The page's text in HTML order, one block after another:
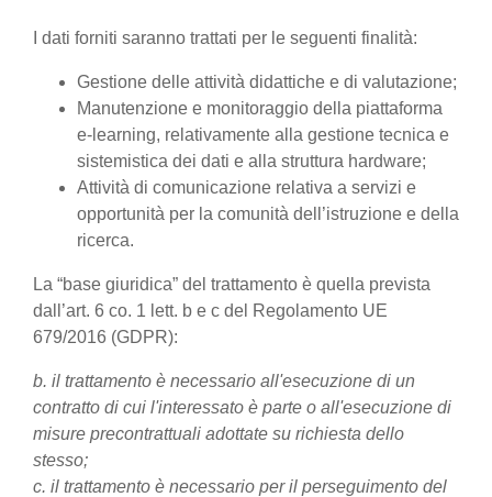
I dati forniti saranno trattati per le seguenti finalità:
Gestione delle attività didattiche e di valutazione;
Manutenzione e monitoraggio della piattaforma
e-learning, relativamente alla gestione tecnica e
sistemistica dei dati e alla struttura hardware;
Attività di comunicazione relativa a servizi e
opportunità per la comunità dell’istruzione e della
ricerca.
La “base giuridica” del trattamento è quella prevista
dall’art. 6 co. 1 lett. b e c del Regolamento UE
679/2016 (GDPR):
b. il trattamento è necessario all'esecuzione di un
contratto di cui l'interessato è parte o all'esecuzione di
misure precontrattuali adottate su richiesta dello
stesso;
c. il trattamento è necessario per il perseguimento del